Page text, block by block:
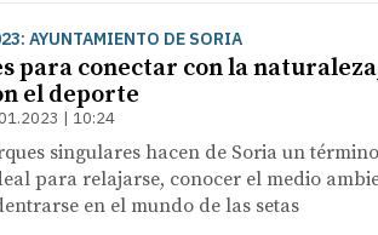
AYUNTAMIENTO DE SORIA
para conectar con la
el deporte
| 10:24
singulares hacen de Soria un
para relajarse, conocer el medio
en el mundo de las setas